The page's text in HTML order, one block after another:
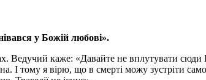
у Божій любові».
Ведучий каже: «Давайте не вплутувати
тому я вірю, що в смерті можу зустріти